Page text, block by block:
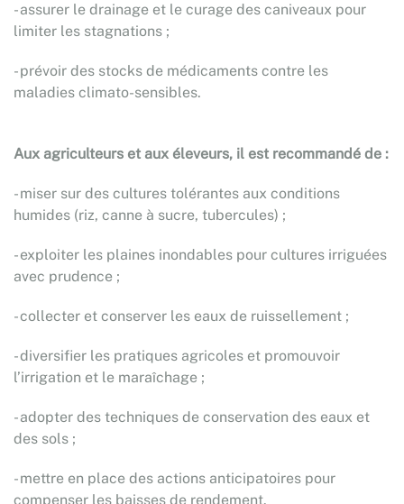
- assurer le drainage et le curage des caniveaux pour
limiter les stagnations ;
- prévoir des stocks de médicaments contre les
maladies climato-sensibles.
Aux agriculteurs et aux éleveurs, il est recommandé de :
- miser sur des cultures tolérantes aux conditions
humides (riz, canne à sucre, tubercules) ;
- exploiter les plaines inondables pour cultures irriguées
avec prudence ;
- collecter et conserver les eaux de ruissellement ;
- diversifier les pratiques agricoles et promouvoir
l’irrigation et le maraîchage ;
- adopter des techniques de conservation des eaux et
des sols ;
- mettre en place des actions anticipatoires pour
compenser les baisses de rendement.